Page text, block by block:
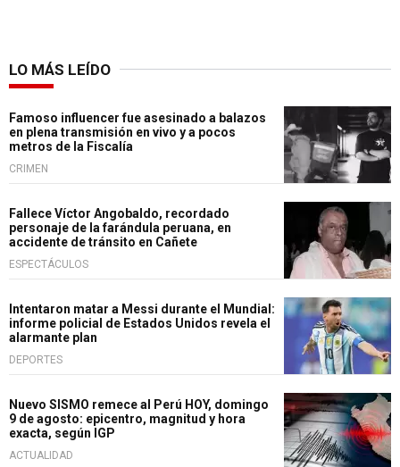
LO MÁS LEÍDO
Famoso influencer fue asesinado a balazos
en plena transmisión en vivo y a pocos
metros de la Fiscalía
CRIMEN
Fallece Víctor Angobaldo, recordado
personaje de la farándula peruana, en
accidente de tránsito en Cañete
ESPECTÁCULOS
Intentaron matar a Messi durante el Mundial:
informe policial de Estados Unidos revela el
alarmante plan
DEPORTES
Nuevo SISMO remece al Perú HOY, domingo
9 de agosto: epicentro, magnitud y hora
exacta, según IGP
ACTUALIDAD